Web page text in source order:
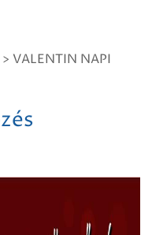
> VALENTIN NAPI